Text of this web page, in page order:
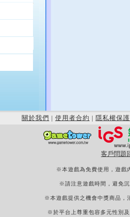
關於我們 | 使用者合約 | 隱私權保護
客戶問題
※本遊戲為免費使用，遊戲
※請注意遊戲時間，避免
※本遊戲提供之機會中獎商品，
※於平台上尊重包容多元性別